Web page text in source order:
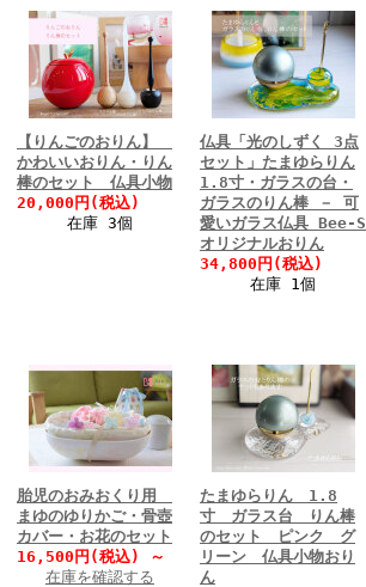
【りんごのおりん】
かわいいおりん・りん
棒のセット 仏具小物
20,000円(税込)
在庫 3個
仏具「光のしずく 3点
セット」たまゆらりん
1.8寸・ガラスの台・
ガラスのりん棒 － 可
愛いガラス仏具 Bee-S
オリジナルおりん
34,800円(税込)
在庫 1個
胎児のおみおくり用
まゆのゆりかご・骨壺
カバー・お花のセット
16,500円(税込)
～
在庫を確認する
たまゆらりん 1.8
寸 ガラス台 りん棒
のセット ピンク グ
リーン 仏具小物おり
ん